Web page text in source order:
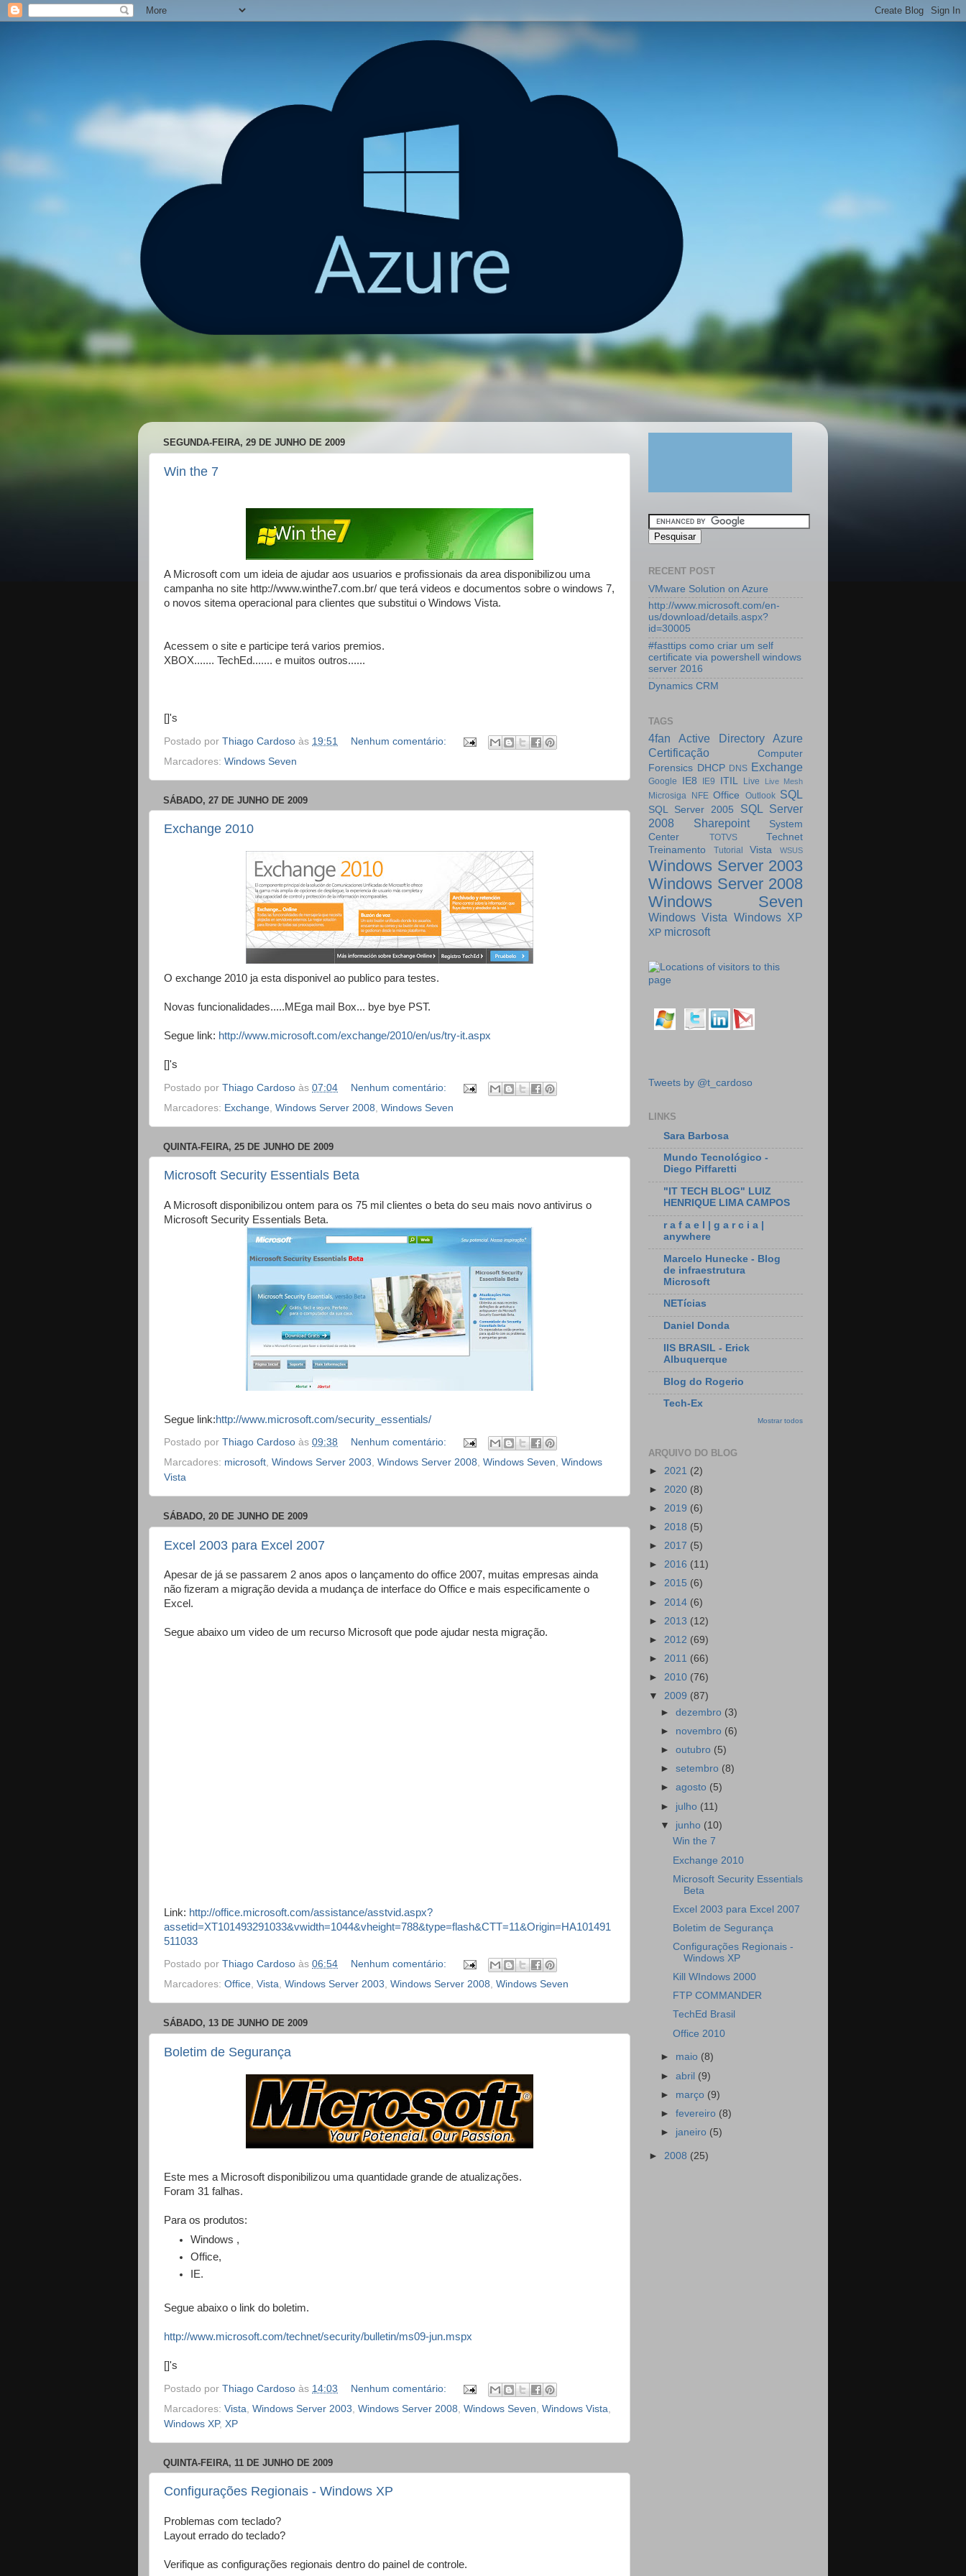
SEGUNDA-FEIRA, 29 DE JUNHO DE 2009
Win the 7
A Microsoft com um ideia de ajudar aos usuarios e profissionais da area disponibilizou uma
campanha no site http://www.winthe7.com.br/ que terá videos e documentos sobre o windows 7,
o novos sitema operacional para clientes que substitui o Windows Vista.
Acessem o site e participe terá varios premios.
XBOX....... TechEd....... e muitos outros......
[]'s
Postado por Thiago Cardoso às 19:51
Nenhum comentário:
Marcadores: Windows Seven
SÁBADO, 27 DE JUNHO DE 2009
Exchange 2010
O exchange 2010 ja esta disponivel ao publico para testes.
Novas funcionalidades.....MEga mail Box... bye bye PST.
Segue link: http://www.microsoft.com/exchange/2010/en/us/try-it.aspx
[]'s
Postado por Thiago Cardoso às 07:04
Nenhum comentário:
Marcadores: Exchange Windows Server 2008 Windows Seven
QUINTA-FEIRA, 25 DE JUNHO DE 2009
Microsoft Security Essentials Beta
A Microsoft disponibilizou ontem para os 75 mil clientes o beta do seu mais novo antivirus o
Microsoft Security Essentials Beta.
Segue link:http://www.microsoft.com/security_essentials/
Postado por Thiago Cardoso às 09:38
Nenhum comentário:
Marcadores: microsoft, Windows Server 2003, Windows Server 2008, Windows Seven, Windows
Vista
SÁBADO, 20 DE JUNHO DE 2009
Excel 2003 para Excel 2007
Apesar de já se passarem 2 anos apos o lançamento do office 2007, muitas empresas ainda
não fizeram a migração devida a mudança de interface do Office e mais especificamente o
Excel.
Segue abaixo um video de um recurso Microsoft que pode ajudar nesta migração.
Link: http://office.microsoft.com/assistance/asstvid.aspx?
assetid=XT101493291033&vwidth=1044&vheight=788&type=flash&CTT=11&Origin=HA101491
511033
Postado por Thiago Cardoso às 06:54
Nenhum comentário:
Marcadores: Office, Vista, Windows Server 2003, Windows Server 2008, Windows Seven
SÁBADO, 13 DE JUNHO DE 2009
Boletim de Segurança
Este mes a Microsoft disponibilizou uma quantidade grande de atualizações.
Foram 31 falhas.
Para os produtos:
Windows ,
Office,
IE.
Segue abaixo o link do boletim.
http://www.microsoft.com/technet/security/bulletin/ms09-jun.mspx
[]'s
Postado por Thiago Cardoso às 14:03
Nenhum comentário:
Marcadores: Vista Windows Server 2003 Windows Server 2008 Windows Seven Windows Vista
Windows XP, XP
QUINTA-FEIRA, 11 DE JUNHO DE 2009
Configurações Regionais - Windows XP
Problemas com teclado?
Layout errado do teclado?
Verifique as configurações regionais dentro do painel de controle.
RECENT POST
VMware Solution on Azure
http://www.microsoft.com/en-
us/download/details.aspx?
id=30005
#fasttips como criar um self
certificate via powershell windows
server 2016
Dynamics CRM
TAGS
4fan Active Directory
Azure
Certificação
Computer
Forensics DHCP DNS Exchange
Google IE8 IE9 ITIL Live Live Mesh
Microsiga NFE Office Outlook SQL
SQL Server 2005
SQL Server
2008
Sharepoint
System
Center
TOTVS
Technet
Treinamento
Tutorial Vista WSUS
Windows Server 2003
Windows Server 2008
Windows Seven
Windows Vista Windows XP
XP microsoft
Tweets by @t_cardoso
LINKS
Sara Barbosa
Mundo Tecnológico -
Diego Piffaretti
"IT TECH BLOG" LUIZ
HENRIQUE LIMA CAMPOS
r a f a e l | g a r c i a |
anywhere
Marcelo Hunecke - Blog
de infraestrutura
Microsoft
NETícias
Daniel Donda
IIS BRASIL - Erick
Albuquerque
Blog do Rogerio
Tech-Ex
Mostrar todos
ARQUIVO DO BLOG
► 2021 (2)
► 2020 (8)
► 2019 (6)
► 2018 (5)
► 2017 (5)
► 2016 (11)
► 2015 (6)
► 2014 (6)
► 2013 (12)
► 2012 (69)
► 2011 (66)
► 2010 (76)
▼ 2009 (87)
►dezembro (3)
► novembro (6)
►outubro (5)
►setembro (8)
►agosto (5)
► julho (11)
▼ junho (10)
Win the 7
Exchange 2010
Microsoft Security Essentials
Beta
Excel 2003 para Excel 2007
Boletim de Segurança
Configurações Regionais -
Windows XP
Kill WIndows 2000
FTP COMMANDER
TechEd Brasil
Office 2010
► maio (8)
►abril (9)
► março (9)
►fevereiro (8)
► janeiro (5)
► 2008 (25)